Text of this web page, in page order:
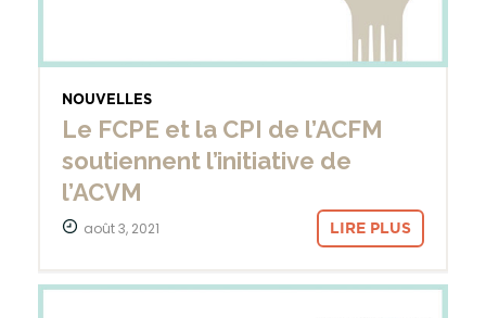
NOUVELLES
Le FCPE et la CPI de l’ACFM
soutiennent l’initiative de
l’ACVM
août 3, 2021 LIRE PLUS